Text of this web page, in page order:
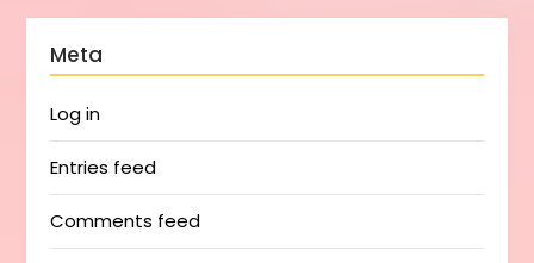
Meta
Log in
Entries feed
Comments feed